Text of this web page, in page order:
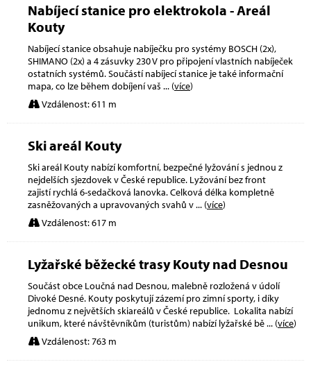
Nabíjecí stanice pro elektrokola - Areál
Kouty
Nabíjecí stanice obsahuje nabíječku pro systémy BOSCH (2x),
SHIMANO (2x) a 4 zásuvky 230 V pro připojení vlastních nabíječek
ostatních systémů. Součástí nabíjecí stanice je také informační
mapa, co lze během dobíjení vaš ... (více)
Vzdálenost: 611 m
Ski areál Kouty
Ski areál Kouty nabízí komfortní, bezpečné lyžování s jednou z
nejdelších sjezdovek v České republice. Lyžování bez front
zajistí rychlá 6-sedačková lanovka. Celková délka kompletně
zasněžovaných a upravovaných svahů v... (více)
Vzdálenost: 617 m
Lyžařské běžecké trasy Kouty nad Desnou
Součást obce Loučná nad Desnou, malebně rozložená v údolí
Divoké Desné. Kouty poskytují zázemí pro zimní sporty, i díky
jednomu z největších skiareálů v České republice. Lokalita nabízí
unikum, které návštěvníkům (turistům) nabízí lyžařské bě... (více)
Vzdálenost: 763 m